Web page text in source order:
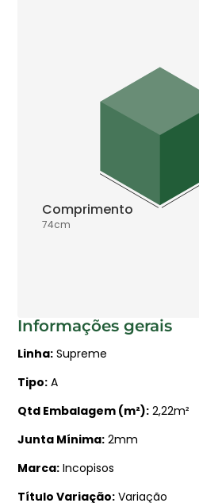
Comprimento
74cm
Informações gerais
Linha Supreme
Tipo A
Qtd Embalagem (m²) 2,22m²
Junta Mínima 2mm
Marca Incopisos
Título Variação Variação